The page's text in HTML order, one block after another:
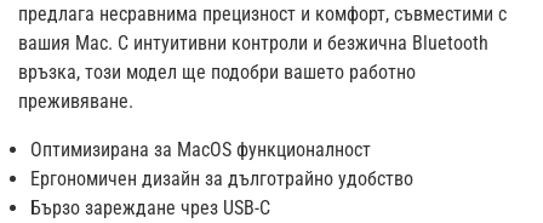
предлага несравнима прецизност и комфорт, съвместими с
вашия Mac. С интуитивни контроли и безжична Bluetooth
връзка, този модел ще подобри вашето работно
преживяване.
Оптимизирана за MacOS функционалност
Ергономичен дизайн за дълготрайно удобство
Бързо зареждане чрез USB-C